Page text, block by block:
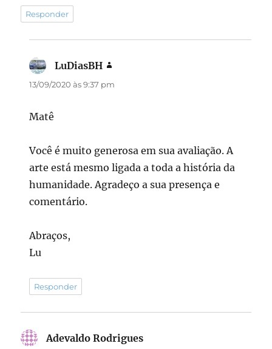
Responder
LuDiasBH
13/09/2020 às 9:37 pm
Matê
Você é muito generosa em sua avaliação. A
arte está mesmo ligada a toda a história da
humanidade. Agradeço a sua presença e
comentário.
Abraços,
Lu
Responder
Adevaldo Rodrigues